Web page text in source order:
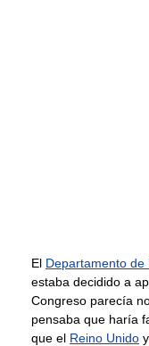
El Departamento de
estaba decidido a
Congreso parecía
pensaba que haría
que el Reino Unido y